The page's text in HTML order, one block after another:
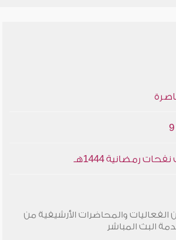
رمضانية 1444هـ
الفعاليات والمحاضرات الأرشيفية من
البث المباشر